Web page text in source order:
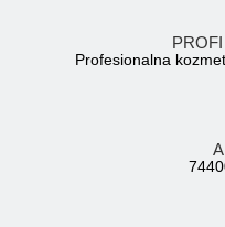
Profesionalna